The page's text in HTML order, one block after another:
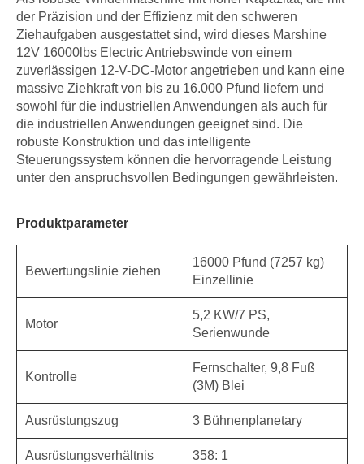
der Präzision und der Effizienz mit den schweren
Ziehaufgaben ausgestattet sind, wird dieses Marshine
12V 16000lbs Electric Antriebswinde von einem
zuverlässigen 12-V-DC-Motor angetrieben und kann eine
massive Ziehkraft von bis zu 16.000 Pfund liefern und
sowohl für die industriellen Anwendungen als auch für
die industriellen Anwendungen geeignet sind. Die
robuste Konstruktion und das intelligente
Steuerungssystem können die hervorragende Leistung
unter den anspruchsvollen Bedingungen gewährleisten.
Produktparameter
Bewertungslinie ziehen
16000 Pfund (7257 kg)
Einzellinie
Motor
5,2 KW/7 PS,
Serienwunde
Kontrolle
Fernschalter, 9,8 Fuß
(3M) Blei
Ausrüstungszug 3 Bühnenplanetary
Ausrüstungsverhältnis 358: 1